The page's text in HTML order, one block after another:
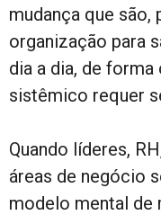
mudança que são,
organização para
dia a dia, de
sistêmico requer
Quando líderes,
áreas de negócio
modelo mental de